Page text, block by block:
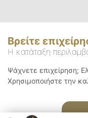
Βρείτε
Η κατάταξη
Ψάχνετε επιχείρηση;
Χρησιμοποιήστε την